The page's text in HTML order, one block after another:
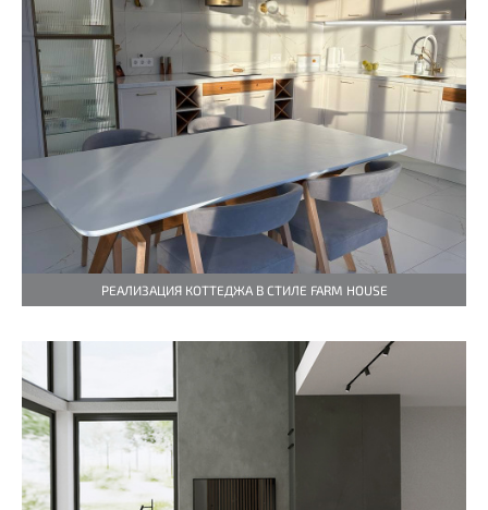
РЕАЛИЗАЦИЯ КОТТЕДЖА В СТИЛЕ FARM HOUSE